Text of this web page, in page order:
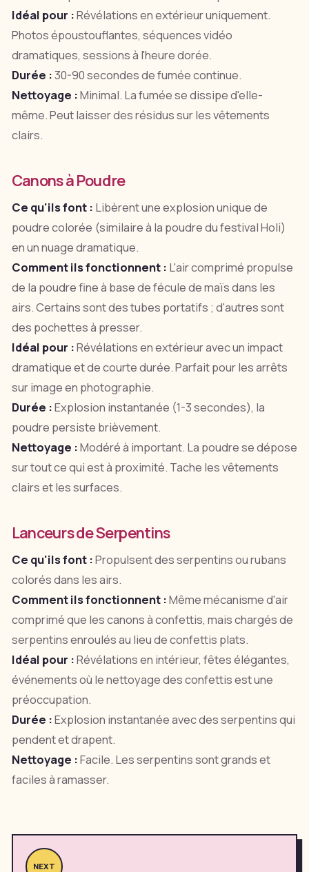
Idéal pour :Révélations en extérieur uniquement.
Photos époustouflantes, séquences vidéo
dramatiques, sessions à l'heure dorée.
Durée :30-90 secondes de fumée continue.
Nettoyage :Minimal. La fumée se dissipe d'elle-
même. Peut laisser des résidus sur les vêtements
clairs.
Canons à Poudre
Ce qu'ils font : Libèrent une explosion unique de
poudre colorée (similaire à la poudre du festival Holi)
en un nuage dramatique.
Comment ils fonctionnent : L'air comprimé propulse
de la poudre fine à base de fécule de maïs dans les
airs. Certains sont des tubes portatifs ; d'autres sont
des pochettes à presser.
Idéal pour :Révélations en extérieur avec un impact
dramatique et de courte durée. Parfait pour les arrêts
sur image en photographie.
Durée :Explosion instantanée (1-3 secondes), la
poudre persiste brièvement.
Nettoyage :Modéré à important. La poudre se dépose
sur tout ce qui est à proximité. Tache les vêtements
clairs et les surfaces.
Lanceurs de Serpentins
Ce qu'ils font :Propulsent des serpentins ou rubans
colorés dans les airs.
Comment ils fonctionnent :Même mécanisme d'air
comprimé que les canons à confettis, mais chargés de
serpentins enroulés au lieu de confettis plats.
Idéal pour :Révélations en intérieur, fêtes élégantes,
événements où le nettoyage des confettis est une
préoccupation.
Durée :Explosion instantanée avec des serpentins qui
pendent et drapent.
Nettoyage :Facile. Les serpentins sont grands et
faciles à ramasser.
NEXT